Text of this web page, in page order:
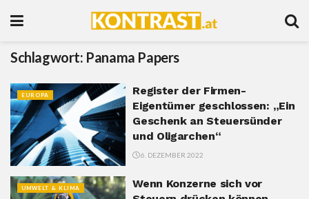
Schlagwort: Panama Papers
EUROPA
Register der Firmen-
Eigentümer geschlossen: „Ein
Geschenk an Steuersünder
und Oligarchen“
6. DEZEMBER 2022
UMWELT & KLIMA
Wenn Konzerne sich vor